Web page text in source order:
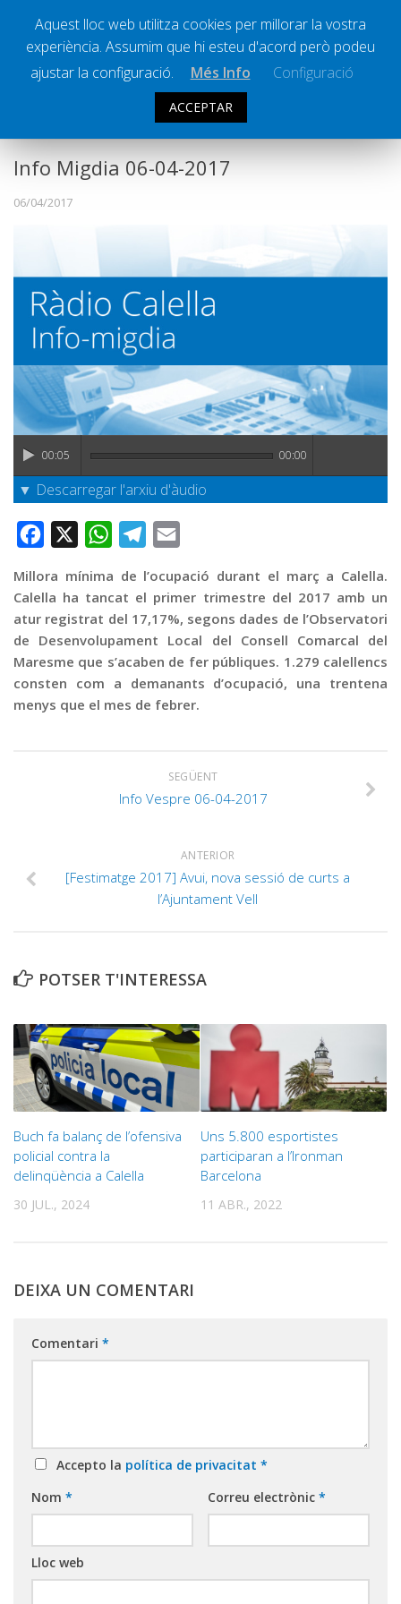
Societat
Successos
La Banqueta
Transmissions Esportives
Pòdcasts
Vídeos
Graella
Publicitat
Ràdio Calella Televisió
Info Migdia 06-04-2017
06/04/2017
00:05 00:00
▼ Descarregar l'arxiu d'àudio
Facebook WhatsAppTelegram
Millora mínima de l’ocupació durant el març a Calella.
Calella ha tancat el primer trimestre del 2017 amb un
atur registrat del 17,17%, segons dades de l’Observatori
de Desenvolupament Local del Consell Comarcal del
Maresme que s’acaben de fer públiques. 1.279 calellencs
consten com a demanants d’ocupació, una trentena
menys que el mes de febrer.
SEGÜENT
Info Vespre 06-04-2017
ANTERIOR
[Festimatge 2017] Avui, nova sessió de curts a
l’Ajuntament Vell
POTSER T'INTERESSA
Buch fa balanç de l’ofensiva
policial contra la
delinqüència a Calella
30 JUL., 2024
Uns 5.800 esportistes
participaran a l’Ironman
Barcelona
11 ABR., 2022
DEIXA UN COMENTARI
Comentari *
Accepto la política de privacitat *
Nom * Correu electrònic *
Lloc web
Aquest lloc web utilitza cookies per millorar la vostra
experiència. Assumim que hi esteu d'acord però podeu
ajustar la configuració.
Més Info Configuració
ACCEPTAR